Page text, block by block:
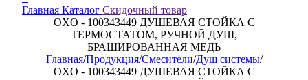
Главная Каталог Скидочный товар
OXO - 100343449 ДУШЕВАЯ СТОЙКА С
ТЕРМОСТАТОМ, РУЧНОЙ ДУШ,
БРАШИРОВАННАЯ МЕДЬ
Главная/Продукция/Смесители/Душ системы/
OXO - 100343449 ДУШЕВАЯ СТОЙКА С